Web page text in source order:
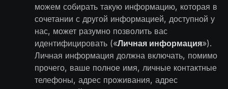
можем собирать такую информацию, которая в
сочетании с другой информацией, доступной у
нас, может разумно позволить вас
идентифицировать («Личная информация»).
Личная информация должна включать, помимо
прочего, ваше полное имя, личные контактные
телефоны, адрес проживания, адрес